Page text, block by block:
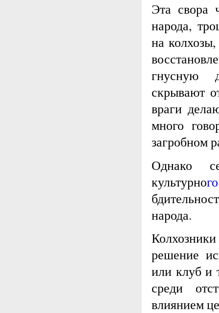
Эта свора
народа,
на
гнусную
скрывают
враги
много
загробном
Однако
культурного
народа.
решение
или клуб и
среди
влиянием